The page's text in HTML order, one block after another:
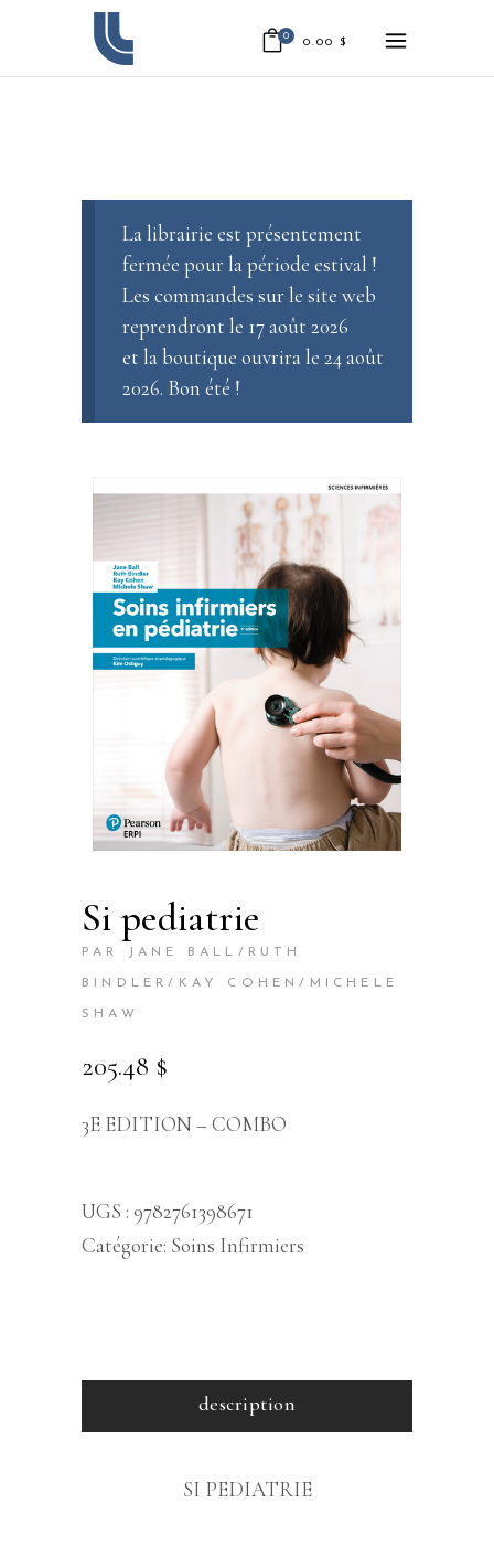
0 0.00 $
La librairie est présentement
fermée pour la période estival !
Les commandes sur le site web
reprendront le 17 août 2026
et la boutique ouvrira le 24 août
2026. Bon été !
si pediatrie
PAR JANE BALL/RUTH
BINDLER/KAY COHEN/MICHELE
SHAW
205.48 $
3E EDITION – COMBO
UGS : 9782761398671
Catégorie: Soins Infirmiers
description
SI PEDIATRIE